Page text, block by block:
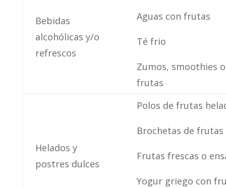
Bebidas
alcohólicas y/o
refrescos
Aguas con frutas
Té frio
Zumos, smoothies
frutas
Helados y
postres dulces
Polos de frutas
Brochetas de frutas
Frutas frescas o
Yogur griego con